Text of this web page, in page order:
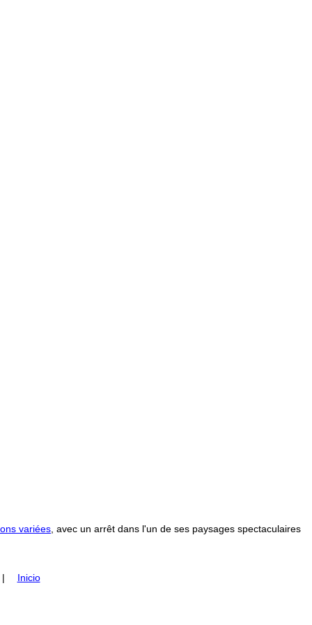
variées, avec un arrêt dans l'un de ses paysages spectaculaires
Inicio